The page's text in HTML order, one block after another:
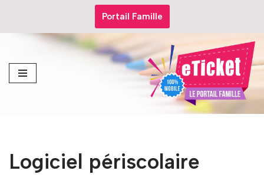
Aller
Portail Famille
Logiciel périscolaire